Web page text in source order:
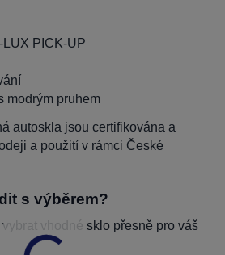
LUX PICK-UP
modrým pruhem
autoskla jsou certifikována a
a použití v rámci České
s výběrem?
vhodné sklo přesně pro váš